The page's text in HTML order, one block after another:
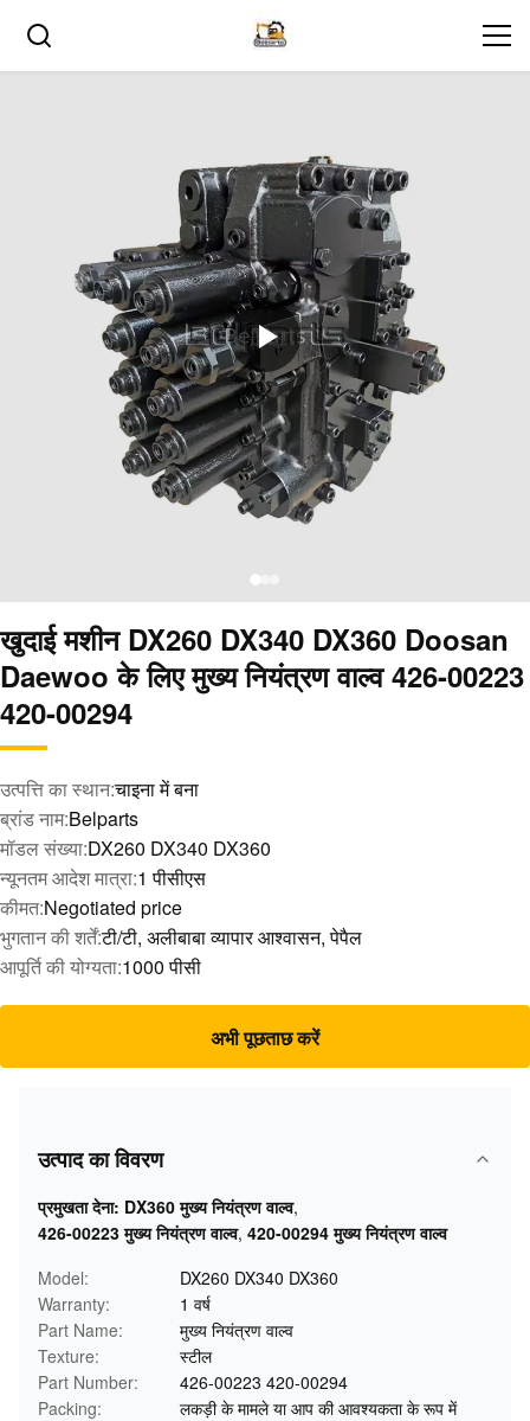
खुदाई मशीन DX260 DX340 DX360 Doosan
Daewoo के लिए मुख्य नियंत्रण वाल्व 426-00223
420-00294
उत्पत्ति का स्थान:चाइना में बना
ब्रांड नाम:Belparts
मॉडल संख्या:DX260 DX340 DX360
न्यूनतम आदेश मात्रा:1 पीसीएस
कीमत:Negotiated price
भुगतान की शर्तें:टी/टी, अलीबाबा व्यापार आश्वासन, पेपैल
आपूर्ति की योग्यता:1000 पीसी
अभी पूछताछ करें
उत्पाद का विवरण
प्रमुखता देना: DX360 मुख्य नियंत्रण वाल्व,
426-00223 मुख्य नियंत्रण वाल्व, 420-00294 मुख्य नियंत्रण वाल्व
Model:
DX260 DX340 DX360
Warranty:
1 वर्ष
Part Name:
मुख्य नियंत्रण वाल्व
Texture:
स्टील
Part Number:
426-00223 420-00294
Packing:
लकड़ी के मामले या आप की आवश्यकता के रूप में